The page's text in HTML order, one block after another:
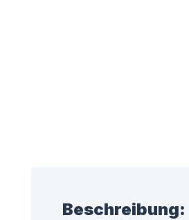
Beschreibung: